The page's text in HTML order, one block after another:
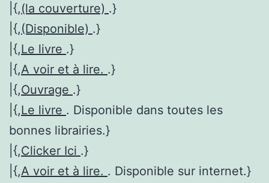
|{,(la couverture) .}
|{,(Disponible) .}
|{,Le livre .}
|{,A voir et à lire. .}
|{,Ouvrage .}
|{,Le livre . Disponible dans toutes les
bonnes librairies.}
|{,Clicker Ici .}
|{,A voir et à lire. . Disponible sur internet.}